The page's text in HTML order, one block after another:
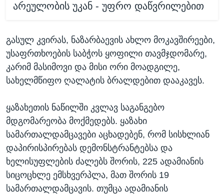
არეულობის უკან - უფრო დაწვრილებით
გასულ კვირას, ნაზარბაევის ახლო მოკავშირეები,
უსაფრთხოების საბჭოს ყოფილი თავმჯდომარე,
კარიმ მასიმოვი და მისი ორი მოადგილე,
სახელმწიფო ღალატის ბრალდებით დააკავეს.
ყაზახეთის ნაწილში კვლავ საგანგებო
მდგომარეობა მოქმედებს. ყაზახი
სამართალდამცავები აცხადებენ, რომ სისხლიან
დაპირისპირებას დემონსტრანტებსა და
ხელისუფლების ძალებს შორის, 225 ადამიანის
სიცოცხლე ემსხვერპლა, მათ შორის 19
სამართალდამცავის. თუმცა ადამიანის